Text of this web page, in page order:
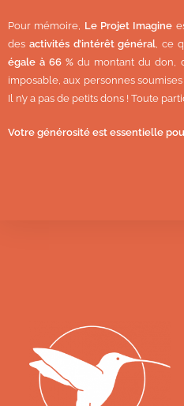
Pour mémoire, Le Projet Imagine
des activités d’intérêt général, ce
égale à 66 % du montant du don,
imposable, aux personnes
Il n’y a pas de petits dons ! Toute
Votre générosité est essentielle